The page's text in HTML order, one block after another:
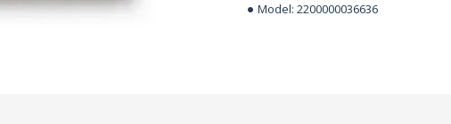
Model: 2200000036636